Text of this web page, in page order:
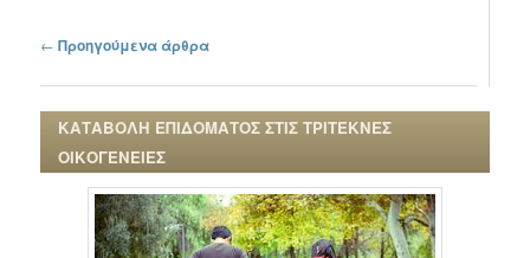
Πλοήγηση στα άρθρα
← Προηγούμενα άρθρα
ΚΑΤΑΒΟΛΗ ΕΠΙΔΟΜΑΤΟΣ ΣΤΙΣ ΤΡΙΤΕΚΝΕΣ
ΟΙΚΟΓΕΝΕΙΕΣ